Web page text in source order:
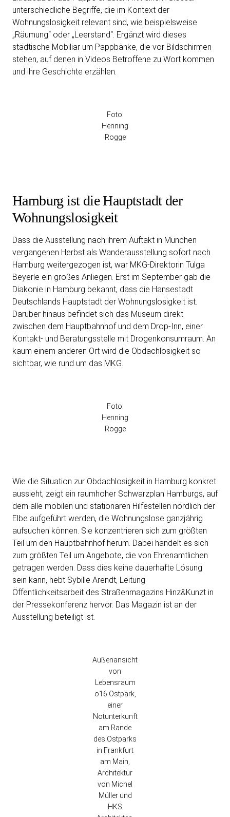
unterschiedliche Begriffe, die im Kontext der
Wohnungslosigkeit relevant sind, wie beispielsweise
„Räumung“ oder „Leerstand“. Ergänzt wird dieses
städtische Mobiliar um Pappbänke, die vor Bildschirmen
stehen, auf denen in Videos Betroffene zu Wort kommen
und ihre Geschichte erzählen.
Foto:
Henning
Rogge
Hamburg ist die Hauptstadt der
Wohnungslosigkeit
Dass die Ausstellung nach ihrem Auftakt in München
vergangenen Herbst als Wanderausstellung sofort nach
Hamburg weitergezogen ist, war MKG-Direktorin Tulga
Beyerle ein großes Anliegen. Erst im September gab die
Diakonie in Hamburg bekannt, dass die Hansestadt
Deutschlands Hauptstadt der Wohnungslosigkeit ist.
Darüber hinaus befindet sich das Museum direkt
zwischen dem Hauptbahnhof und dem Drop-Inn, einer
Kontakt- und Beratungsstelle mit Drogenkonsumraum. An
kaum einem anderen Ort wird die Obdachlosigkeit so
sichtbar, wie rund um das MKG.
Foto:
Henning
Rogge
Wie die Situation zur Obdachlosigkeit in Hamburg konkret
aussieht, zeigt ein raumhoher Schwarzplan Hamburgs, auf
dem alle mobilen und stationären Hilfestellen nördlich der
Elbe aufgeführt werden, die Wohnungslose ganzjährig
aufsuchen können. Sie konzentrieren sich zum größten
Teil um den Hauptbahnhof herum. Dabei handelt es sich
zum größten Teil um Angebote, die von Ehrenamtlichen
getragen werden. Dass dies keine dauerhafte Lösung
sein kann, hebt Sybille Arendt, Leitung
Öffentlichkeitsarbeit des Straßenmagazins Hinz&Kunzt in
der Pressekonferenz hervor. Das Magazin ist an der
Ausstellung beteiligt ist.
Außenansicht
von
Lebensraum
o16 Ostpark,
einer
Notunterkunft
am Rande
des Ostparks
in Frankfurt
am Main,
Architektur
von Michel
Müller und
HKS